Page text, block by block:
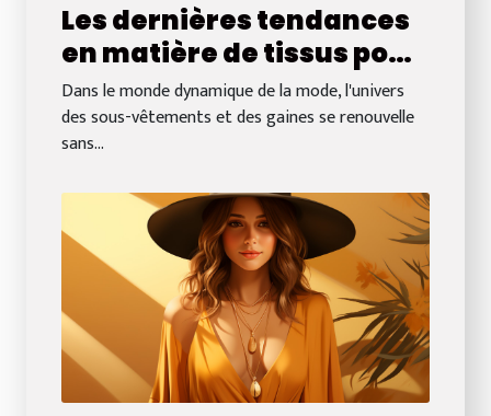
Les dernières tendances
en matière de tissus pour
bodies sculptants
Dans le monde dynamique de la mode, l'univers
des sous-vêtements et des gaines se renouvelle
sans...